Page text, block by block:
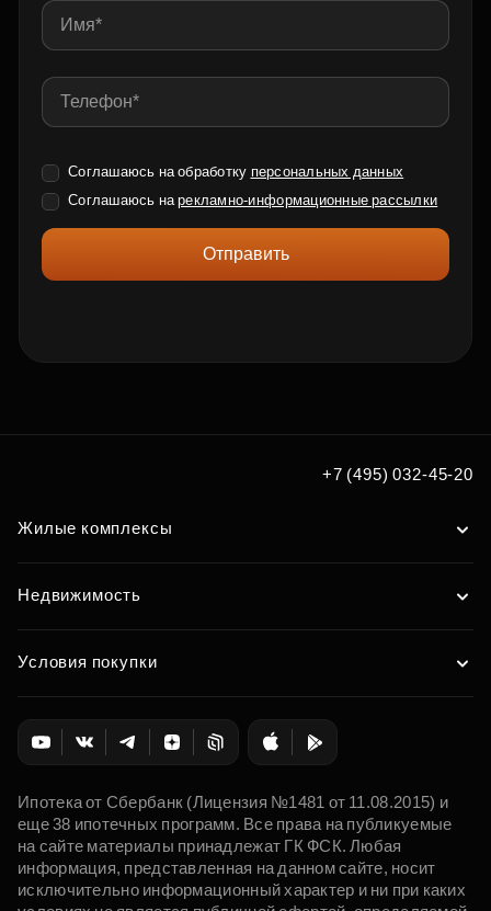
Соглашаюсь на обработку персональных данных
Соглашаюсь нарекламно-информационные рассылки
Отправить
+7 (495) 032-45-20
Жилые комплексы
Недвижимость
Условия покупки
Ипотека от Сбербанк (Лицензия №1481 от 11.08.2015) и
еще 38 ипотечных программ. Все права на публикуемые
на сайте материалы принадлежат ГК ФСК. Любая
информация, представленная на данном сайте, носит
исключительно информационный характер и ни при каких